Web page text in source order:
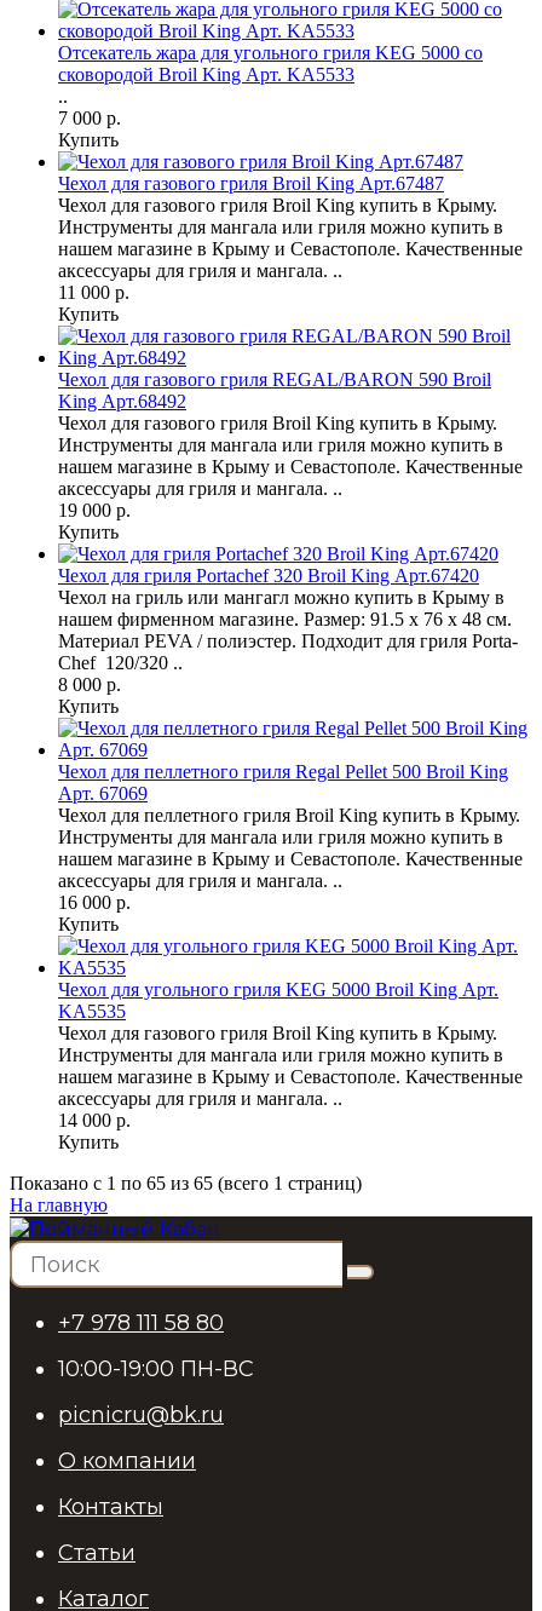
Отсекатель жара для угольного гриля KEG 5000 со
сковородой Broil King Арт. KA5533
..
7 000 р.
Купить
Чехол для газового гриля Broil King Арт.67487
Чехол для газового гриля Broil King купить в Крыму.
Инструменты для мангала или гриля можно купить в
нашем магазине в Крыму и Севастополе. Качественные
аксессуары для гриля и мангала. ..
11 000 р.
Купить
Чехол для газового гриля REGAL/BARON 590 Broil
King Арт.68492
Чехол для газового гриля Broil King купить в Крыму.
Инструменты для мангала или гриля можно купить в
нашем магазине в Крыму и Севастополе. Качественные
аксессуары для гриля и мангала. ..
19 000 р.
Купить
Чехол для гриля Portachef 320 Broil King Арт.67420
Чехол на гриль или мангагл можно купить в Крыму в
нашем фирменном магазине. Размер: 91.5 х 76 х 48 см.
Материал PEVA / полиэстер. Подходит для гриля Porta-
Chef 120/320 ..
8 000 р.
Купить
Чехол для пеллетного гриля Regal Pellet 500 Broil King
Арт. 67069
Чехол для пеллетного гриля Broil King купить в Крыму.
Инструменты для мангала или гриля можно купить в
нашем магазине в Крыму и Севастополе. Качественные
аксессуары для гриля и мангала. ..
16 000 р.
Купить
Чехол для угольного гриля KEG 5000 Broil King Арт.
KA5535
Чехол для газового гриля Broil King купить в Крыму.
Инструменты для мангала или гриля можно купить в
нашем магазине в Крыму и Севастополе. Качественные
аксессуары для гриля и мангала. ..
14 000 р.
Купить
Показано с 1 по 65 из 65 (всего 1 страниц)
На главную
+7 978 111 58 80
10:00-19:00 ПН-ВС
picnicru@bk.ru
О компании
Контакты
Статьи
Каталог